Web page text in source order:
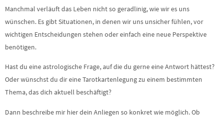
Manchmal verläuft das Leben nicht so geradlinig, wie wir es uns
wünschen. Es gibt Situationen, in denen wir uns unsicher fühlen, vor
wichtigen Entscheidungen stehen oder einfach eine neue Perspektive
benötigen.
Hast du eine astrologische Frage, auf die du gerne eine Antwort hättest?
Oder wünschst du dir eine Tarotkartenlegung zu einem bestimmten
Thema, das dich aktuell beschäftigt?
Dann beschreibe mir hier dein Anliegen so konkret wie möglich. Ob